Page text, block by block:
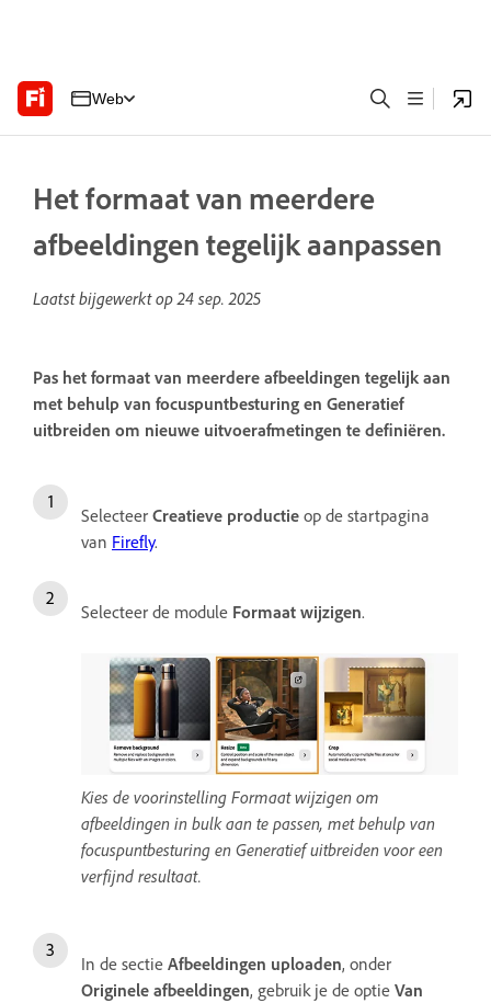
Web
Het formaat van meerdere
afbeeldingen tegelijk aanpassen
Laatst bijgewerkt op24 sep. 2025
Pas het formaat van meerdere afbeeldingen tegelijk aan
met behulp van focuspuntbesturing en Generatief
uitbreiden om nieuwe uitvoerafmetingen te definiëren.
Selecteer Creatieve productie op de startpagina
van Firefly.
Selecteer de module Formaat wijzigen.
Kies de voorinstelling Formaat wijzigen om
afbeeldingen in bulk aan te passen, met behulp van
focuspuntbesturing en Generatief uitbreiden voor een
verfijnd resultaat.
In de sectie Afbeeldingen uploaden, onder
Originele afbeeldingen, gebruik je de optie Van